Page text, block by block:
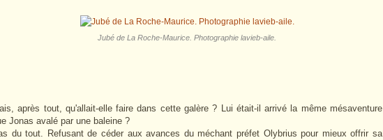
Jubé de La Roche-Maurice. Photographie lavieb-aile.
après tout, qu'allait-elle faire dans cette galère ? Lui était-il arrivé la même mésaventure
Jonas avalé par une baleine ?
du tout. Refusant de céder aux avances du méchant préfet Olybrius pour mieux offrir sa